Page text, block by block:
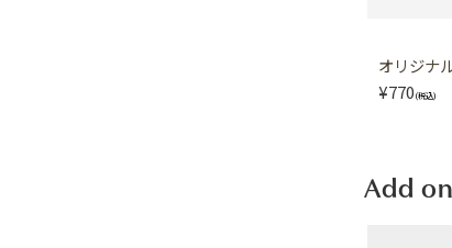
オリジナ
¥770 (税込)
Add